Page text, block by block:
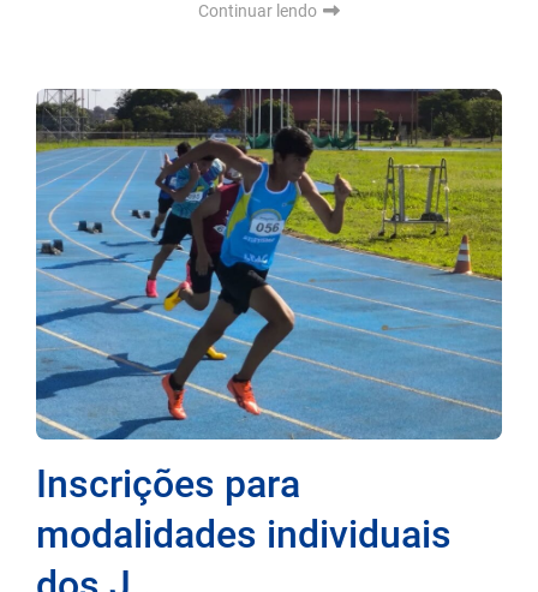
Continuar lendo
Inscrições para
modalidades individuais